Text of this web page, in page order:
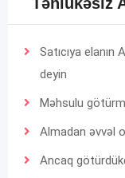
Satıcıya
deyin
Məhsulu
Almadan əvvəl
Ancaq